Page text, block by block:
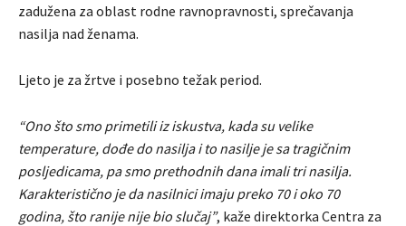
zadužena za oblast rodne ravnopravnosti, sprečavanja
nasilja nad ženama.
Ljeto je za žrtve i posebno težak period.
“Ono što smo primetili iz iskustva, kada su velike
temperature, dođe do nasilja i to nasilje je sa tragičnim
posljedicama, pa smo prethodnih dana imali tri nasilja.
Karakteristično je da nasilnici imaju preko 70 i oko 70
godina, što ranije nije bio slučaj”, kaže direktorka Centra za